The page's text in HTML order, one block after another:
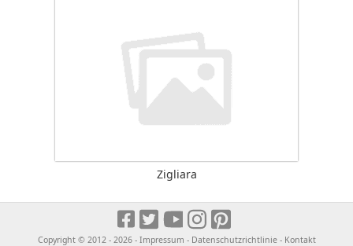
Zigliara
Copyright © 2012 - 2026 - Impressum - Datenschutzrichtlinie- Kontakt